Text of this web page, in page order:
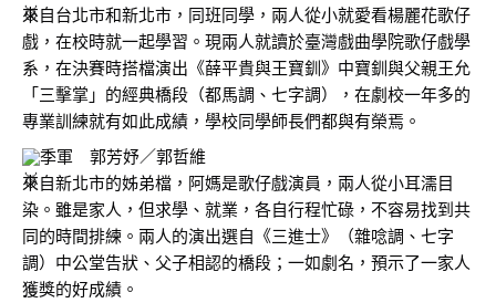
來自台北市和新北市，同班同學，兩人從小就愛看楊麗花歌仔
戲，在校時就一起學習。現兩人就讀於臺灣戲曲學院歌仔戲學
系，在決賽時搭檔演出《薛平貴與王寶釧》中寶釧與父親王允
「三擊掌」的經典橋段（都馬調、七字調），在劇校一年多的
專業訓練就有如此成績，學校同學師長們都與有榮焉。
季軍　郭芳妤／郭哲維
來自新北市的姊弟檔，阿媽是歌仔戲演員，兩人從小耳濡目
染。雖是家人，但求學、就業，各自行程忙碌，不容易找到共
同的時間排練。兩人的演出選自《三進士》（雜唸調、七字
調）中公堂告狀、父子相認的橋段；一如劇名，預示了一家人
獲獎的好成績。